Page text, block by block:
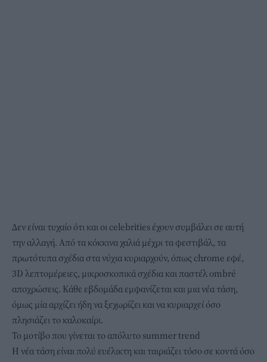
Δεν είναι τυχαίο ότι και οι celebrities έχουν συμβάλει σε αυτή
την αλλαγή. Από τα κόκκινα χαλιά μέχρι τα φεστιβάλ, τα
πρωτότυπα σχέδια στα νύχια κυριαρχούν, όπως chrome εφέ,
3D λεπτομέρειες, μικροσκοπικά σχέδια και παστέλ ombré
αποχρώσεις. Κάθε εβδομάδα εμφανίζεται και μια νέα τάση,
όμως μία αρχίζει ήδη να ξεχωρίζει και να κυριαρχεί όσο
πλησιάζει το καλοκαίρι.
Το μοτίβο που γίνεται το απόλυτο summer trend
Η νέα τάση είναι πολύ ευέλικτη και ταιριάζει τόσο σε κοντά όσο